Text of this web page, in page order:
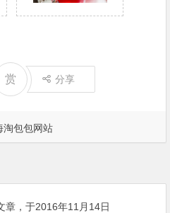
淘包包网站
赏 分享
章，于2016年11月14日